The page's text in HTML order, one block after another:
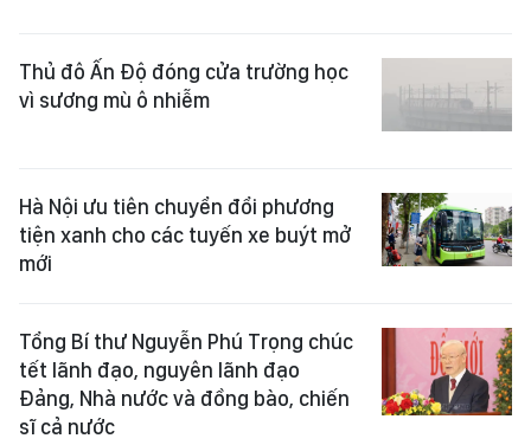
Thủ đô Ấn Độ đóng cửa trường học
vì sương mù ô nhiễm
Hà Nội ưu tiên chuyển đổi phương
tiện xanh cho các tuyến xe buýt mở
mới
Tổng Bí thư Nguyễn Phú Trọng chúc
tết lãnh đạo, nguyên lãnh đạo
Đảng, Nhà nước và đồng bào, chiến
sĩ cả nước